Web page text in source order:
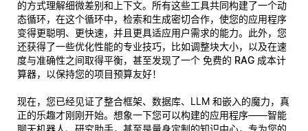
的方式理解细微差别和上下文。所有这些工具共同构建了一个动
态循环，在这个循环中，检索和生成密切合作，使您的应用程序
变得更聪明、更快速，并且更具适应用户需求的能力。此外，您
还获得了一些优化性能的专业技巧，比如调整块大小，以及在速
度与准确性之间取得平衡，甚至发现了一个 免费的 RAG 成本计
算器，以保持您的项目预算友好！
现在，您已经见证了整合框架、数据库、LLM 和嵌入的魔力，真
正的乐趣才刚刚开始。想象一下您可以构建的应用程序——智能
聊天机器人、研究助手，甚至是量身定制的知识中心，专为您的